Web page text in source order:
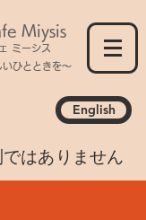
Miysis
ミーシス
いひとときを～
English
はありません